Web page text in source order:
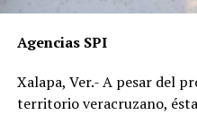
“Hoy fue mi
mañana
de tu
Agencias SPI
Xalapa, Ver.- A pesar del
territorio veracruzano,